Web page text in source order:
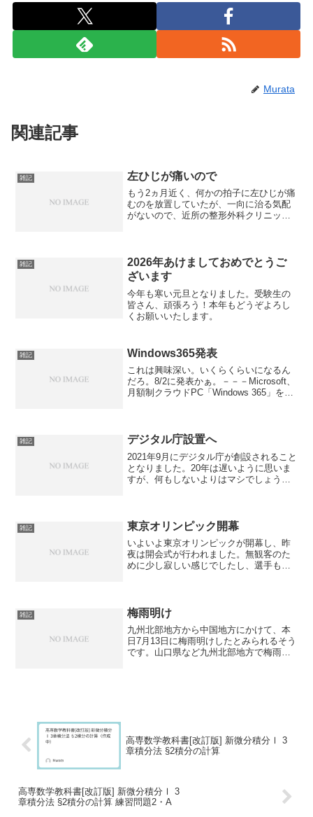
Murata
関連記事
雑記 左ひじが痛いので
もう2ヵ月近く、何かの拍子に左ひじが痛
むのを放置していたが、一向に治る気配
がないので、近所の整形外科クリニック
くバンドを処方されたが...
雑記
2026年あけましておめでとうご
ざいます
今年も寒い元旦となりました。受験生の
皆さん、頑張ろう！本年もどうぞよろし
くお願いいたします。
雑記 Windows365発表
これは興味深い。いくらくらいになるん
だろ。8/2に発表かぁ。－－－Microsoft、
月額制クラウドPC「Windows 365」を8
雑記 デジタル庁設置へ
2021年9月にデジタル庁が創設されること
となりました。20年は遅いように思いま
すが、何もしないよりはマシでしょう。
雑記 東京オリンピック開幕
いよいよ東京オリンピックが開幕し、昨
夜は開会式が行われました。無観客のた
めに少し寂しい感じでしたし、選手も出
フの皆さんも頑張ってくだ...
雑記 梅雨明け
九州北部地方から中国地方にかけて、本
日7月13日に梅雨明けしたとみられるそう
です。山口県など九州北部地方で梅雨明
高専数学教科書[改訂版] 新微分積分Ⅰ 3
章積分法 §2積分の計算
高専数学教科書[改訂版] 新微分積分Ⅰ 3
章積分法 §2積分の計算 練習問題2・A